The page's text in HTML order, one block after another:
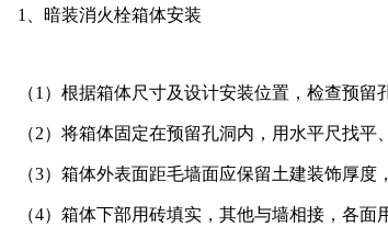
1、暗装消火栓箱体安装
（1）根据箱体尺寸及设计安装位置，检查预留
（2）将箱体固定在预留孔洞内，用水平尺找平
（3）箱体外表面距毛墙面应保留土建装饰厚度
（4）箱体下部用砖填实，其他与墙相接，各面